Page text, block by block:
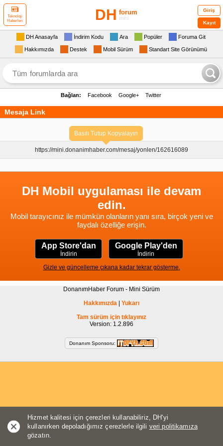
Teknoloji
Haberleri
DH forum
mini
Giriş
Kayıt
DH Anasayfa İndirim Kodu Ara Popüler Foruma Git
Hakkımızda Destek Mobil Sürüm Standart Site Görünümü
Bağlan: Facebook Google+ Twitter
Mesaja Link
Basılı Tutup Kopyalayın
https://mini.donanimhaber.com/mesaj/yonlen/162616089
DH Mobil uygulaması ile devam
edin.
Mobil tarayıcınız ile mümkün olanların yanı sıra, birçok yeni ve
faydalı özelliğe erişin.
App Store'dan
İndirin
Google Play'den
İndirin
Gizle ve güncelleme çıkana kadar tekrar gösterme.
DonanımHaber Forum - Mini Sürüm
Hakkımızda
Yukarı
Tam sürüm için tıklayınız
Version: 1.2.896
Donanım Sponsoru:
Hizmet kalitesi için çerezleri kullanabiliriz, DH'yi
kullanırken depoladığımız çerezlerle ilgili veri politikamıza
gözatın.